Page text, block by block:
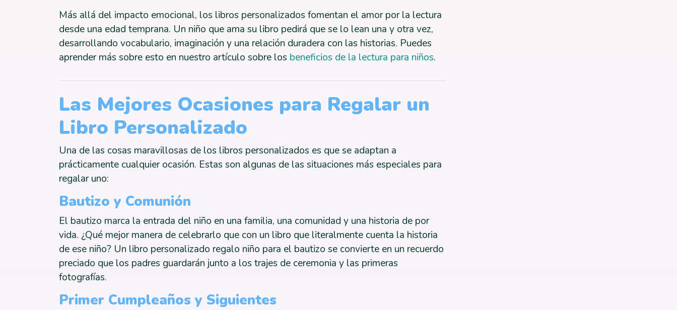
Más allá del impacto emocional, los libros personalizados fomentan el amor por la lectura
desde una edad temprana. Un niño que ama su libro pedirá que se lo lean una y otra vez,
desarrollando vocabulario, imaginación y una relación duradera con las historias. Puedes
aprender más sobre esto en nuestro artículo sobre los beneficios de la lectura para niños.
Las Mejores Ocasiones para Regalar un
Libro Personalizado
Una de las cosas maravillosas de los libros personalizados es que se adaptan a
prácticamente cualquier ocasión. Estas son algunas de las situaciones más especiales para
regalar uno:
Bautizo y Comunión
El bautizo marca la entrada del niño en una familia, una comunidad y una historia de por
vida. ¿Qué mejor manera de celebrarlo que con un libro que literalmente cuenta la historia
de ese niño? Un libro personalizado regalo niño para el bautizo se convierte en un recuerdo
preciado que los padres guardarán junto a los trajes de ceremonia y las primeras
fotografías.
Primer Cumpleaños y Siguientes